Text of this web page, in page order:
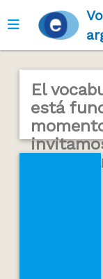
Ver menú
El
está